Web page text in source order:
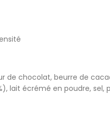
de chocolat, beurre de
lait écrémé en poudre,